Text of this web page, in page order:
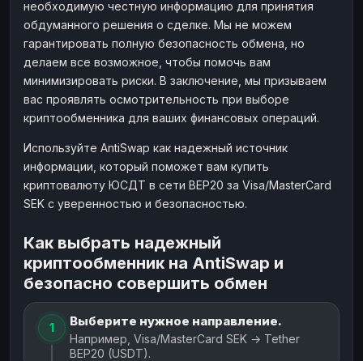
необходимую честную информацию для принятия
обдуманного решения о сделке. Мы не можем
гарантировать полную безопасность обмена, но
делаем все возможное, чтобы помочь вам
минимизировать риски. В заключение, мы призываем
вас проявлять осмотрительность при выборе
криптообменника для ваших финансовых операций.
Используйте AntiSwap как надежный источник
информации, который поможет вам купить
криптовалюту ЮСДТ в сети BEP20 за Visa/MasterCard
SEK с уверенностью и безопасностью.
Как выбрать надежный
криптообменник на AntiSwap и
безопасно совершить обмен
1 Выберите нужное направление.
Например, Visa/MasterCard SEK → Tether
BEP20 (USDT).